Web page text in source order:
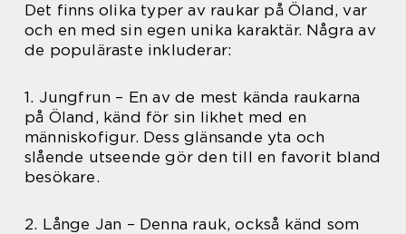
Det finns olika typer av raukar på Öland, var
och en med sin egen unika karaktär. Några av
de populäraste inkluderar:
1. Jungfrun – En av de mest kända raukarna
på Öland, känd för sin likhet med en
människofigur. Dess glänsande yta och
slående utseende gör den till en favorit bland
besökare.
2. Långe Jan – Denna rauk, också känd som